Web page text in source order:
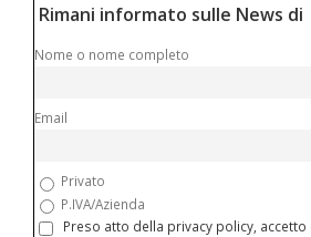
Rimani informato sulle News
Nome o nome completo
Email
Privato
P.IVA/Azienda
Preso atto della privacy policy,